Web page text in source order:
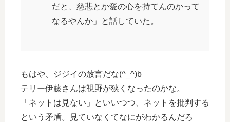
だと、慈悲とか愛の心を持てんのかって
なるやんか」と話していた。
もはや、ジジイの放言だな(^_^)b
テリー伊藤さんは視野が狭くなったのかな。
「ネットは見ない」といいつつ、ネットを批判する
という矛盾。見ていなくてなにがわかるんだろ